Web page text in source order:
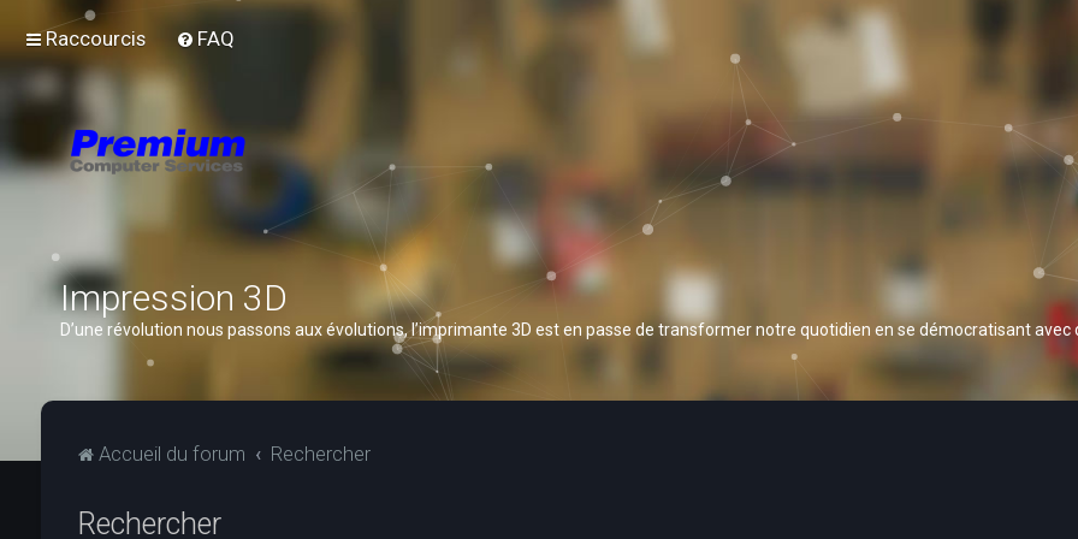
Raccourcis FAQ
Impression 3D
D’une révolution nous passons aux évolutions, l’imprimante 3D est en passe de transformer notre quotidien en se démocratisant
Accueil du forum Rechercher
Rechercher